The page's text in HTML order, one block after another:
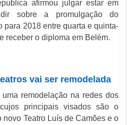
afirmou julgar estar em
sobre a promulgação do
para 2018 entre quarta e quinta-
receber o diploma em Belém.
vai ser remodelada
remodelação na redes dos
principais visados são o
novo Teatro Luís de Camões e o